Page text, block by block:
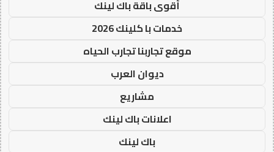
أقوى باقة باك لينك
خدمات با كلينك 2026
موقع تجاربنا تجارب الحياه
ديوان العرب
مشاريع
اعلانات باك لينك
باك لينك